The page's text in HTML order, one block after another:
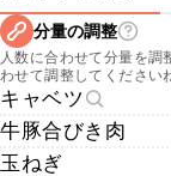
分量の調整
人数に合わせて分量を調
わせて調整してください
キャベツ
牛豚合びき肉
玉ねぎ